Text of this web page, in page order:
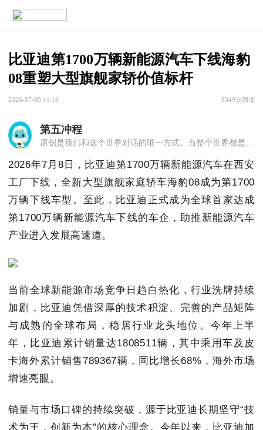
比亚迪第1700万辆新能源汽车下线海豹
08重塑大型旗舰家轿价值标杆
2026-07-09 11:18 8549次阅读
第五冲程
原创是我们和这个世界对话的唯一方式。当整个世界都是四冲程，我们却不识时务地标榜第五冲程！一群汽车大咖、文青、烧友带你进入汽车的激情世界！关注并分享，截图定有惊喜！
2026年7月8日，比亚迪第1700万辆新能源汽车在西安
工厂下线，全新大型旗舰家庭轿车海豹08成为第1700
万辆下线车型。至此，比亚迪正式成为全球首家达成
第1700万辆新能源汽车下线的车企，助推新能源汽车
产业进入发展高速道。
当前全球新能源市场竞争日趋白热化，行业洗牌持续
加剧，比亚迪凭借深厚的技术积淀、完善的产品矩阵
与成熟的全球布局，稳居行业龙头地位。今年上半
年，比亚迪累计销量达1808511辆，其中乘用车及皮
卡海外累计销售789367辆，同比增长68%，海外市场
增速亮眼。
销量与市场口碑的持续突破，源于比亚迪长期坚守“技
术为王，创新为本”的核心理念。今年以来，比亚迪加